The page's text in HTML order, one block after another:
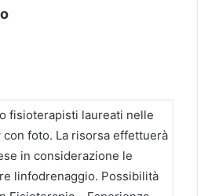
fisioterapisti laureati nelle
foto. La risorsa effettuerà
in considerazione le
linfodrenaggio. Possibilità